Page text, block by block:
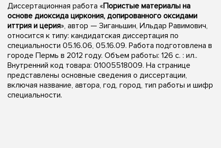
Диссертационная работа «Пористые материалы на
основе диоксида циркония, допированного оксидами
иттрия и церия», автор — Зиганьшин, Ильдар Равимович,
относится к типу: кандидатская диссертация по
специальности 05.16.06, 05.16.09. Работа подготовлена в
городе Пермь в 2012 году. Объем работы: 126 с. : ил..
Внутренний код товара: 01005518009. На странице
представлены основные сведения о диссертации,
включая название, автора, год, город, тип работы и шифр
специальности.